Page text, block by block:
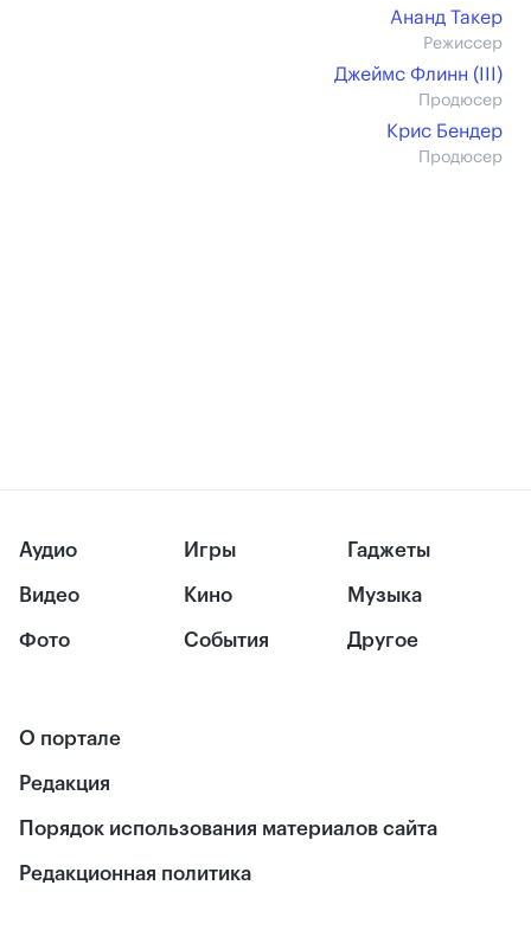
Ананд Такер
Режиссер
Джеймс Флинн (III)
Продюсер
Крис Бендер
Продюсер
Аудио
Видео
Фото
Игры
Кино
События
Гаджеты
Музыка
Другое
О портале
Редакция
Порядок использования материалов сайта
Редакционная политика